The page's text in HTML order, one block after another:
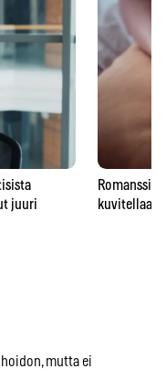
juuri
kuvitellaan
mutta ei